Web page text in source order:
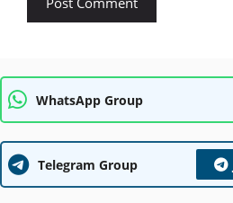
WhatsApp Group
Telegram Group